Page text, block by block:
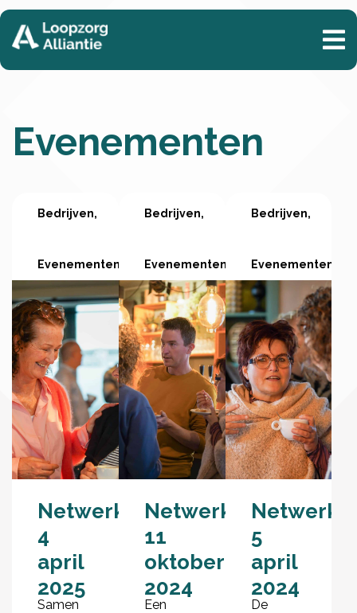
Evenementen
Bedrijven
Evenementen
Netwerkdag
4
april
2025
Samen
Bedrijven
Evenementen
Netwerkdag
11
oktober
2024
Een
Bedrijven
Evenementen
5
april
2024
De